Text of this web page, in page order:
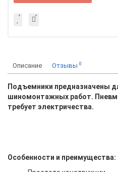
Описание Отзывы 0
Подъемники предназначены
шиномонтажных работ.
требует электричества.
Особенности и преимущества: